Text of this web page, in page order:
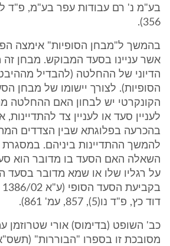
356).
בהמשך ל"מבחן הסופיות" אימצה
אשר עניינו בסעד המבוקש. מבחן
הדיוני של ההחלטה (להבדיל
הסופיות). לצורך יישומו של מבחן
הקונקרטי יש לבחון האם ההחלטה
לעניין סעד או לעניין צד
בהכרעה בפלוגתא שבין הצדדים
להמשך ההתדיינות ביניהם. במסגרת
השאלה האם הסעד בו מדובר הוא
על רגליו שלו או שמא מדובר בסעד
דוד כץ, פ"ד נו(5), 857, עמ' 861).
כב' השופט (בדימוס) אורי שטרוזמן